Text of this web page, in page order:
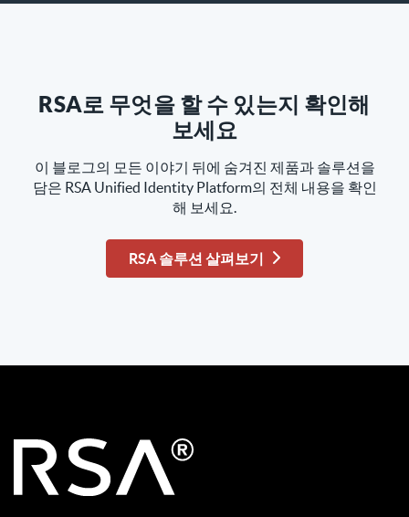
RSA로 무엇을 할 수 있는지 확인해
보세요
이 블로그의 모든 이야기 뒤에 숨겨진 제품과 솔루션을
담은 RSA Unified Identity Platform의 전체 내용을 확인
해 보세요.
RSA 솔루션 살펴보기